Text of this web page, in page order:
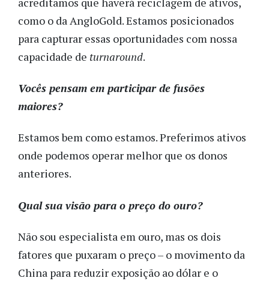
como o da AngloGold. Estamos posicionados
para capturar essas oportunidades com nossa
capacidade de turnaround.
Vocês pensam em participar de fusões
maiores?
Estamos bem como estamos. Preferimos ativos
onde podemos operar melhor que os donos
anteriores.
Qual sua visão para o preço do ouro?
Não sou especialista em ouro, mas os dois
fatores que puxaram o preço – o movimento da
China para reduzir exposição ao dólar e o